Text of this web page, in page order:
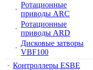
·
Ротационные
приводы ARC
·
Ротационные
приводы ARD
·
Дисковые затворы
VBF100
· Контроллеры ESBE